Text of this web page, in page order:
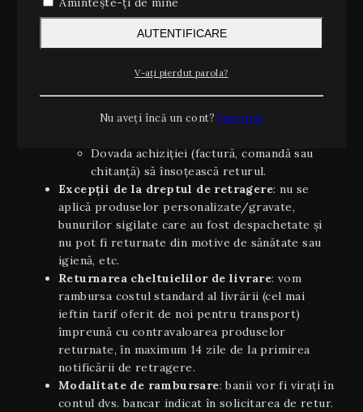
Cum exercitați dreptul de retragere
trimiteți, înainte de împlinirea celor 14 zile, o
solicitare prin e-mail la retur@noterare.ro sau
Condiţii aplicabile returului
Produsul să fie returnat în aceeaşi stare în
care a fost primit (neutilizat, cu etichete și
Dovada achiziției (factură, comandă sau
chitanță) să însoțească returul.
Excepții de la dreptul de retragere: nu se
aplică produselor personalizate/gravate,
bunurilor sigilate care au fost despachetate și
nu pot fi returnate din motive de sănătate sau
igienă, etc.
Returnarea cheltuielilor de livrare: vom
rambursa costul standard al livrării (cel mai
ieftin tarif oferit de noi pentru transport)
împreună cu contravaloarea produselor
returnate, în maximum 14 zile de la primirea
notificării de retragere.
Modalitate de rambursare: banii vor fi virați în
contul dvs. bancar indicat în solicitarea de retur.
AUTENTIFICARE
V-ați pierdut parola?
Nu aveți încă un cont? Înscrieți